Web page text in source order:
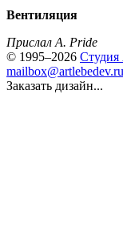
Вентиляция
Прислал A. Pride
© 1995–2026 Студия
mailbox@artlebedev.ru
Заказать дизайн...